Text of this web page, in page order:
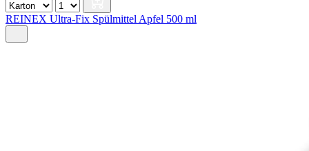
REINEX Ultra-Fix Spülmittel Apfel 500 ml